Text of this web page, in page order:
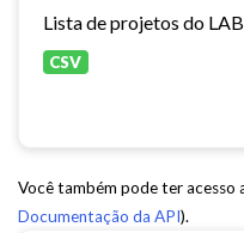
CSV
Você também pode ter acesso
Documentação da API).